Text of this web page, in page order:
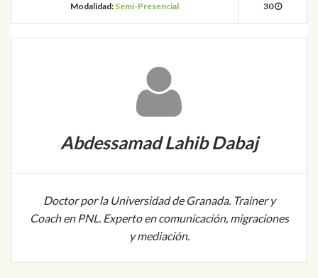
Modalidad: Semi-Presencial 30
Abdessamad Lahib Dabaj
Doctor por la Universidad de Granada. Trainer y
Coach en PNL. Experto en comunicación, migraciones
y mediación.